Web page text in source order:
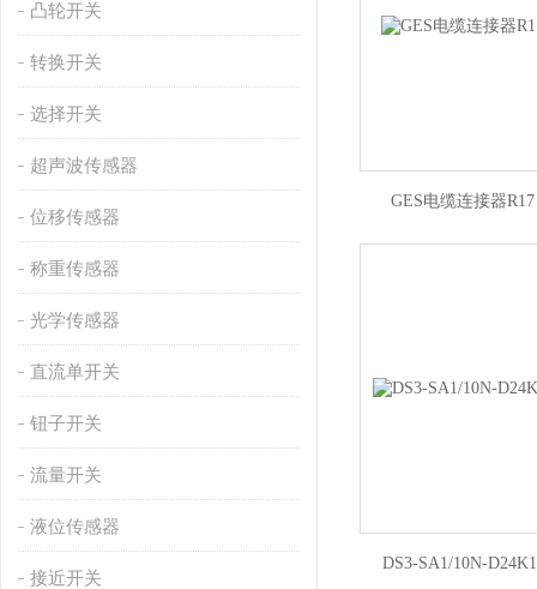
凸轮开关
转换开关
选择开关
超声波传感器
位移传感器
称重传感器
光学传感器
直流单开关
钮子开关
流量开关
液位传感器
接近开关
GES电缆连接器
DS3-SA1/10N-